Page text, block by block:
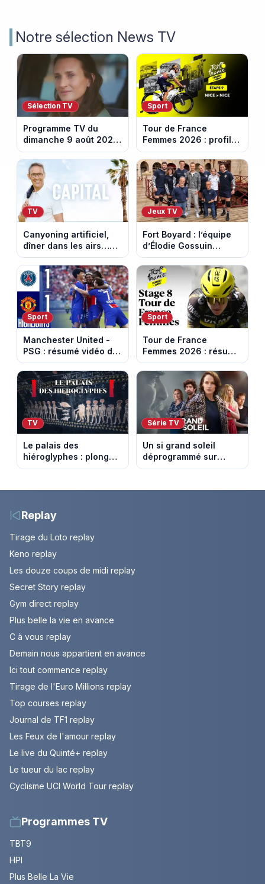
Notre sélection News TV
Sélection TV
Programme TV du
dimanche 9 août 2026
: notre sélection pour
votre soirée télé
Sport
Tour de France
Femmes 2026 : profil
et horaires de la
dernière étape à Nice
TV
Canyoning artificiel,
dîner dans les airs…
les loisirs les plus fous
passés au crible dans
Capital
Jeux TV
Fort Boyard : l’équipe
d’Élodie Gossuin
termine avec une belle
somme pour l'Unicef et
le Refuge
Sport
Manchester United -
PSG : résumé vidéo du
match amical du 8 août
2026
Sport
Tour de France
Femmes 2026 : résumé
vidéo de la 9e étape
entre Sisteron et Nice
TV
Le palais des
hiéroglyphes : plongez
dans la tombe
les archéologues
Série TV
Un si grand soleil
déprogrammé sur
France 3 : cinq
diffusés le 13 août
Replay
Tirage du Loto replay
Keno replay
Les douze coups de midi replay
Secret Story replay
Gym direct replay
Plus belle la vie en avance
C à vous replay
Demain nous appartient en avance
Ici tout commence replay
Tirage de l'Euro Millions replay
Top courses replay
Journal de TF1 replay
Les Feux de l'amour replay
Le live du Quinté+ replay
Le tueur du lac replay
Cyclisme UCI World Tour replay
Programmes TV
TBT9
HPI
Plus Belle La Vie